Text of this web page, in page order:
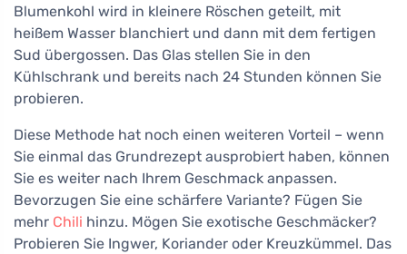
Blumenkohl wird in kleinere Röschen geteilt, mit
heißem Wasser blanchiert und dann mit dem fertigen
Sud übergossen. Das Glas stellen Sie in den
Kühlschrank und bereits nach 24 Stunden können Sie
probieren.
Diese Methode hat noch einen weiteren Vorteil – wenn
Sie einmal das Grundrezept ausprobiert haben, können
Sie es weiter nach Ihrem Geschmack anpassen.
Bevorzugen Sie eine schärfere Variante? Fügen Sie
mehr Chili hinzu. Mögen Sie exotische Geschmäcker?
Probieren Sie Ingwer, Koriander oder Kreuzkümmel. Das